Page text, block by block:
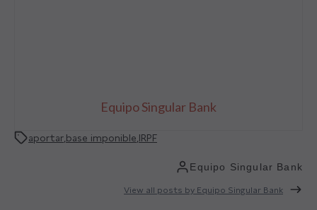
Equipo Singular Bank
aportar base imponible IRPF
Equipo Singular Bank
View all posts by Equipo Singular Bank